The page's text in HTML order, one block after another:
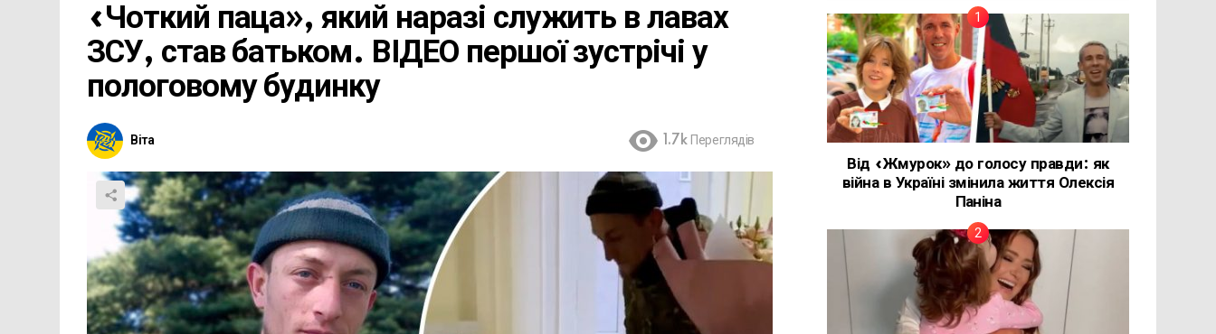
«Чоткий паца», який наразі служить в лавах
ЗСУ, став батьком. ВІДЕО першої зустрічі у
пологовому будинку
Віта 1.7k Переглядів
Від «Жмурок» до голосу правди: як
війна в Україні змінила життя Олексія
Паніна